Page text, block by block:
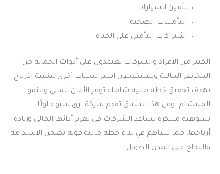
تأمين السيارات
التأمينات الصحية
اشتراكات التأمين على الحياة
الكثير من الأفراد والشركات يعتمدون على أدوات الحماية من
المخاطر المالية ويستخدمون استراتيجيات أخرى لتنمية الأرباح
بهدف تحقيق خطة مالية شاملة توفر الأمان المالي والنمو
المستدام. وفي هذا السياق تقدم شركة برق سيو حلولًا
تسويقية مبتكرة تساعد الشركات في تعزيز أدائها المالي وزيادة
أرباحها، مما يساهم في بناء خطة مالية قوية تضمن الاستدامة
والنجاح على المدى الطويل.